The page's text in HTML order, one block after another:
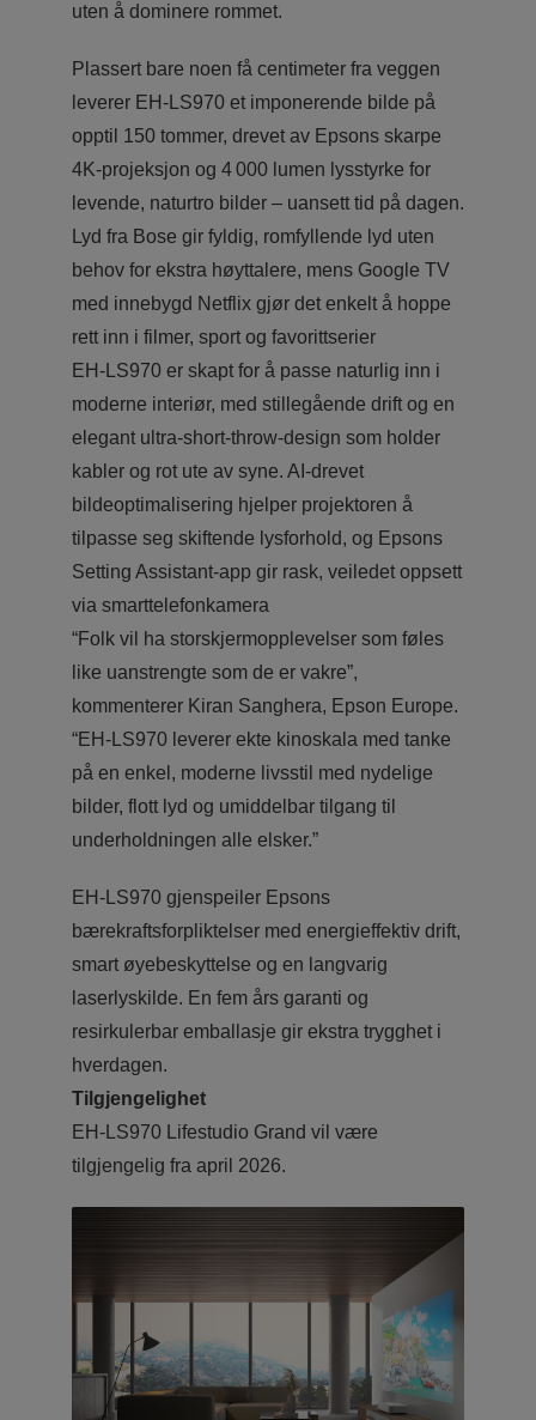
uten å dominere rommet.
Plassert bare noen få centimeter fra veggen
leverer EH‑LS970 et imponerende bilde på
opptil 150 tommer, drevet av Epsons skarpe
4K-projeksjon og 4 000 lumen lysstyrke for
levende, naturtro bilder – uansett tid på dagen.
Lyd fra Bose gir fyldig, romfyllende lyd uten
behov for ekstra høyttalere, mens Google TV
med innebygd Netflix gjør det enkelt å hoppe
rett inn i filmer, sport og favorittserier
EH‑LS970 er skapt for å passe naturlig inn i
moderne interiør, med stillegående drift og en
elegant ultra‑short‑throw‑design som holder
kabler og rot ute av syne. AI‑drevet
bildeoptimalisering hjelper projektoren å
tilpasse seg skiftende lysforhold, og Epsons
Setting Assistant‑app gir rask, veiledet oppsett
via smarttelefonkamera
“Folk vil ha storskjermopplevelser som føles
like uanstrengte som de er vakre”,
kommenterer Kiran Sanghera, Epson Europe.
“EH-LS970 leverer ekte kinoskala med tanke
på en enkel, moderne livsstil med nydelige
bilder, flott lyd og umiddelbar tilgang til
underholdningen alle elsker.”
EH‑LS970 gjenspeiler Epsons
bærekraftsforpliktelser med energieffektiv drift,
smart øyebeskyttelse og en langvarig
laserlyskilde. En fem års garanti og
resirkulerbar emballasje gir ekstra trygghet i
hverdagen.
Tilgjengelighet
EH-LS970 Lifestudio Grand vil være
tilgjengelig fra april 2026.